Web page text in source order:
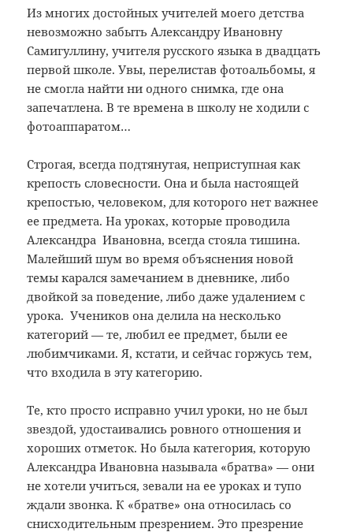
Из многих достойных учителей моего детства
невозможно забыть Александру Ивановну
Самигуллину, учителя русского языка в двадцать
первой школе. Увы, перелистав фотоальбомы, я
не смогла найти ни одного снимка, где она
запечатлена. В те времена в школу не ходили с
фотоаппаратом…
Строгая, всегда подтянутая, неприступная как
крепость словесности. Она и была настоящей
крепостью, человеком, для которого нет важнее
ее предмета. На уроках, которые проводила
Александра Ивановна, всегда стояла тишина.
Малейший шум во время объяснения новой
темы карался замечанием в дневнике, либо
двойкой за поведение, либо даже удалением с
урока. Учеников она делила на несколько
категорий — те, любил ее предмет, были ее
любимчиками. Я, кстати, и сейчас горжусь тем,
что входила в эту категорию.
Те, кто просто исправно учил уроки, но не был
звездой, удостаивались ровного отношения и
хороших отметок. Но была категория, которую
Александра Ивановна называла «братва» — они
не хотели учиться, зевали на ее уроках и тупо
ждали звонка. К «братве» она относилась со
снисходительным презрением. Это презрение